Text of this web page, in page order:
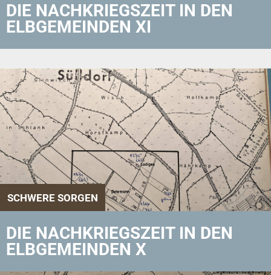
DIE NACHKRIEGSZEIT IN DEN
ELBGEMEINDEN XI
SCHWERE SORGEN
DIE NACHKRIEGSZEIT IN DEN
ELBGEMEINDEN X